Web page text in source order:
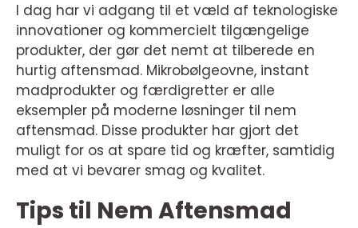
I dag har vi adgang til et væld af teknologiske
innovationer og kommercielt tilgængelige
produkter, der gør det nemt at tilberede en
hurtig aftensmad. Mikrobølgeovne, instant
madprodukter og færdigretter er alle
eksempler på moderne løsninger til nem
aftensmad. Disse produkter har gjort det
muligt for os at spare tid og kræfter, samtidig
med at vi bevarer smag og kvalitet.
Tips til Nem Aftensmad